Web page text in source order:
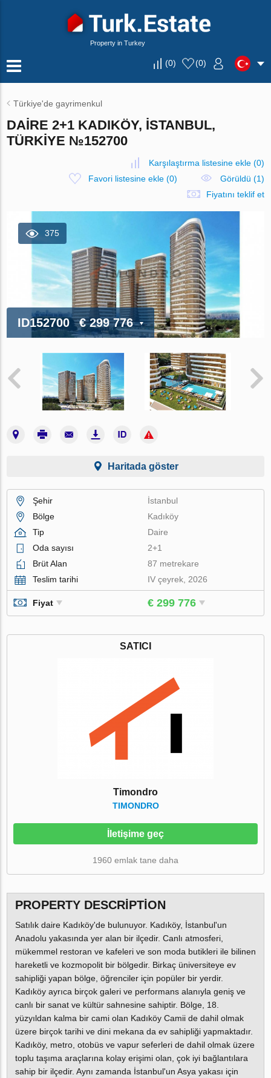
Property in Turkey
(0) (0)
Türkiye'de gayrimenkul
DAIRE 2+1 KADIKÖY, İSTANBUL,
TÜRKIYE №152700
Karşılaştırma listesine ekle(0)
Favori listesine ekle(0)
Görüldü (1)
Fiyatını teklif et
375
ID152700 € 299 776
Haritada göster
Şehir
İstanbul
Bölge
Kadıköy
Tip
Daire
Oda sayısı
2+1
Brüt Alan
87 metrekare
Teslim tarihi
IV çeyrek, 2026
Fiyat € 299 776
SATICI
Timondro
TIMONDRO
İletişime geç
1960 emlak tane daha
PROPERTY DESCRIPTION
Satılık daire Kadıköy'de bulunuyor. Kadıköy, İstanbul'un
Anadolu yakasında yer alan bir ilçedir. Canlı atmosferi,
mükemmel restoran ve kafeleri ve son moda butikleri ile bilinen
hareketli ve kozmopolit bir bölgedir. Birkaç üniversiteye ev
sahipliği yapan bölge, öğrenciler için popüler bir yerdir.
Kadıköy ayrıca birçok galeri ve performans alanıyla geniş ve
canlı bir sanat ve kültür sahnesine sahiptir. Bölge, 18.
yüzyıldan kalma bir cami olan Kadıköy Camii de dahil olmak
üzere birçok tarihi ve dini mekana da ev sahipliği yapmaktadır.
Kadıköy, metro, otobüs ve vapur seferleri de dahil olmak üzere
toplu taşıma araçlarına kolay erişimi olan, çok iyi bağlantılara
sahip bir ilçedir. Aynı zamanda İstanbul'un Asya yakası için